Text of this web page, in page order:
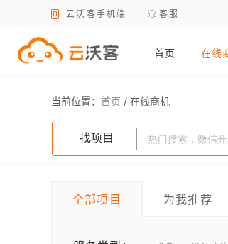
云沃客手机端 客服
首页 在线
当前位置： 首页 / 在线商机
找项目
全部项目 为我推荐